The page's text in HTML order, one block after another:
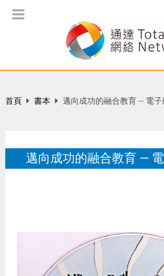
首頁 書本 邁向成功的融合教育 -- 電子
邁向成功的融合教育 —